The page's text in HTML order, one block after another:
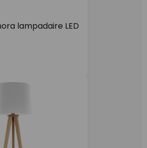
lampadaire LED